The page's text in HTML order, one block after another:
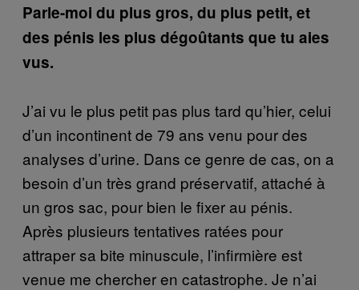
Parle-moi du plus gros, du plus petit, et
des pénis les plus dégoûtants que tu aies
vus.
J’ai vu le plus petit pas plus tard qu’hier, celui
d’un incontinent de 79 ans venu pour des
analyses d’urine. Dans ce genre de cas, on a
besoin d’un très grand préservatif, attaché à
un gros sac, pour bien le fixer au pénis.
Après plusieurs tentatives ratées pour
attraper sa bite minuscule, l’infirmière est
venue me chercher en catastrophe. Je n’ai